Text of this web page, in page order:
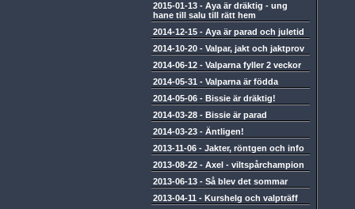
2015-01-13 - Aya är dräktig - ung
hane till salu till rätt hem
2014-12-15 - Aya är parad och juletid
2014-10-20 - Valpar, jakt och jaktprov
2014-06-12 - Valparna fyller 2 veckor
2014-05-31 - Valparna är födda
2014-05-06 - Bissie är dräktig!
2014-03-28 - Bissie är parad
2014-03-23 - Äntligen!
2013-11-06 - Jakter, röntgen och info
2013-08-22 - Axel - viltspårchampion
2013-06-13 - Så blev det sommar
2013-04-11 - Kurshelg och valpträff